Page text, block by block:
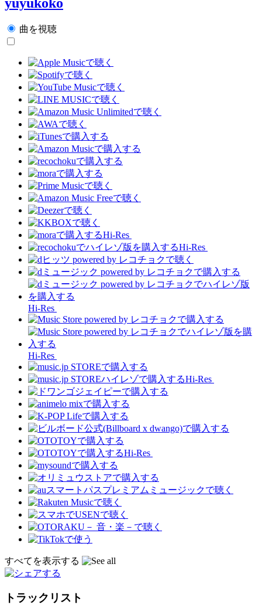
曲を視聴
Hi-Res
Hi-Res
Hi-Res
Hi-Res
Hi-Res
Hi-Res
すべてを表示する
トラックリスト